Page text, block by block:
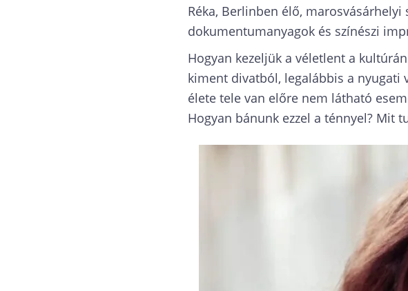
Réka, Berlinben élő,
dokumentumanyagok és színészi
Hogyan kezeljük a véletlent a
kiment divatból, legalábbis a nyugati
élete tele van előre nem látható
Hogyan bánunk ezzel a ténnyel? Mit